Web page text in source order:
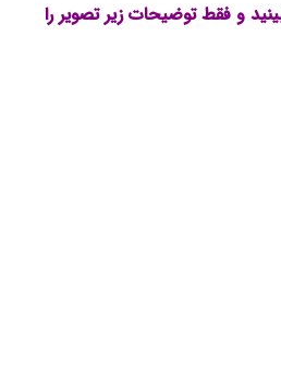
و فقط توضیحات زیر تصویر را